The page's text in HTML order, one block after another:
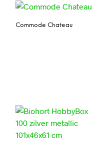
Commode Chateau